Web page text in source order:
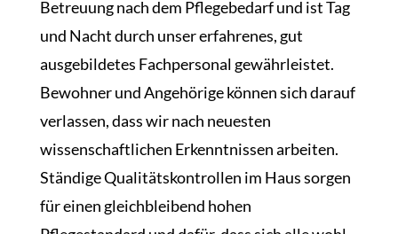
Betreuung nach dem Pflegebedarf und ist Tag
und Nacht durch unser erfahrenes, gut
ausgebildetes Fachpersonal gewährleistet.
Bewohner und Angehörige können sich darauf
verlassen, dass wir nach neuesten
wissenschaftlichen Erkenntnissen arbeiten.
Ständige Qualitätskontrollen im Haus sorgen
für einen gleichbleibend hohen